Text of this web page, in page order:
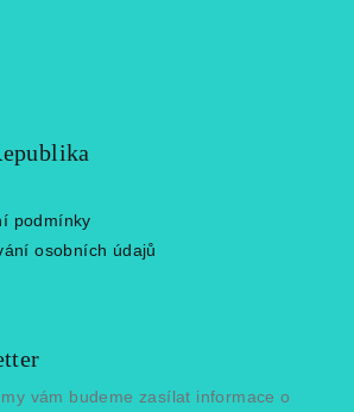
podmínky
osobních údajů
vám budeme zasílat informace o